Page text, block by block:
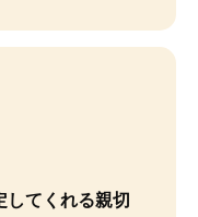
してくれる親切